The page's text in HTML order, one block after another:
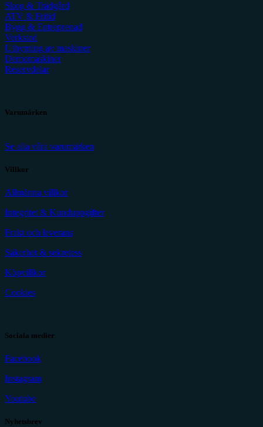
Skog & Trädgård
ATV & Fritid
Bygg & Entreprenad
Verkstad
Uthyrning av maskiner
Demomaskiner
Reservdelar
Varumärken
Se alla våra varumärken
Villkor
Allmänna villkor
Integritet & Kunduppgifter
Frakt och leverans
Säkerhet & sekretess
Köpvillkor
Cookies
Sociala medier
Facebook
Instagram
Youtube
Nyhetsbrev